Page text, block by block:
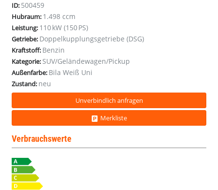
ID: 500459
Hubraum: 1.498 ccm
Leistung: 110 kW (150 PS)
Getriebe: Doppelkupplungsgetriebe (DSG)
Kraftstoff: Benzin
Kategorie: SUV/Geländewagen/Pickup
Außenfarbe: Bila Weiß Uni
Zustand: neu
Unverbindlich anfragen
Merkliste
Verbrauchswerte